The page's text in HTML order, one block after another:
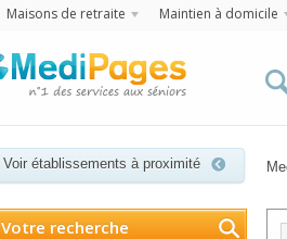
Maisons de retraite Maintien à domicile
Voir établissements à proximité
Votre recherche